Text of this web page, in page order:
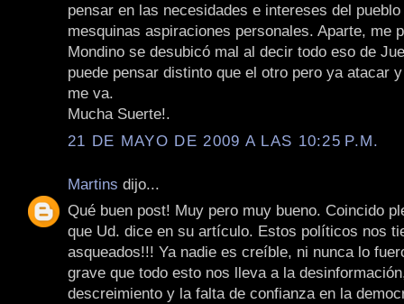
pensar en las necesidades e intereses del
mesquinas aspiraciones personales. Aparte, me
Mondino se desubicó mal al decir todo eso de
puede pensar distinto que el otro pero ya atacar
me va.
Mucha Suerte!.
21 DE MAYO DE 2009 A LAS 10:25 P.M.
Martins dijo...
Qué buen post! Muy pero muy bueno. Coincido
que Ud. dice en su artículo. Estos políticos nos
asqueados!!! Ya nadie es creíble, ni nunca lo
grave que todo esto nos lleva a la
descreimiento y la falta de confianza en la